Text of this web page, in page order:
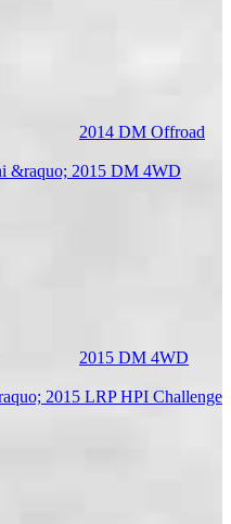
2014 DM Offroad
2015 DM 4WD